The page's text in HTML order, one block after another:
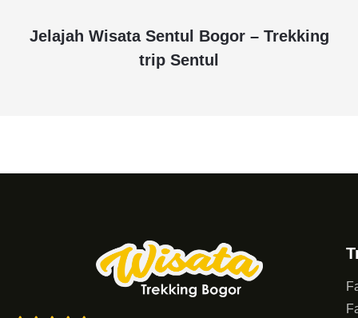
Jelajah Wisata Sentul Bogor – Trekking
trip Sentul